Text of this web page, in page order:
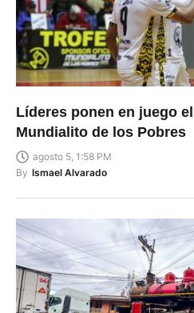
Líderes ponen en juego
Mundialito de los Pobres
agosto 5, 1:58 PM
By Ismael Alvarado